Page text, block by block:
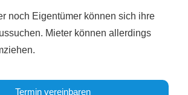
noch Eigentümer können sich ihre
Mieter können allerdings
Termin vereinbaren